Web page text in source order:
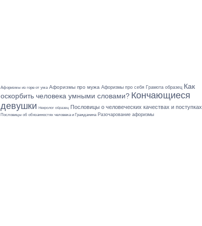
Афоризмы из горе от ума Афоризмы про мужа Афоризмы про себя Грамота образец Как
оскорбить человека умными словами? Кончающиеся
девушки
Некролог образец Пословицы о человеческих качествах и поступках
Пословицы об обязанностях человека и Гражданина Разочарование афоризмы